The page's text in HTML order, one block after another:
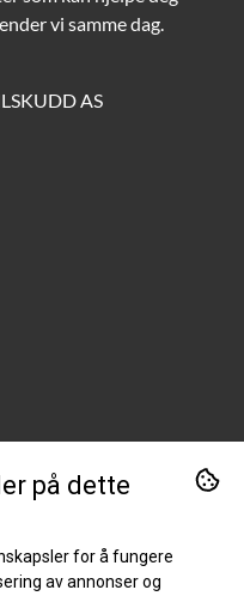
vi samme dag.
AS
på dette
for å fungere
av annonser og